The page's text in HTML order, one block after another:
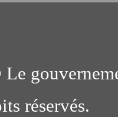
réservés.